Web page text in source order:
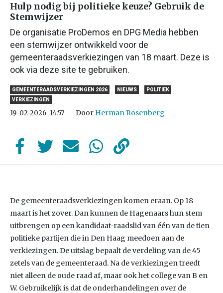
Hulp nodig bij politieke keuze? Gebruik de
Stemwijzer
De organisatie ProDemos en DPG Media hebben
een stemwijzer ontwikkeld voor de
gemeenteraadsverkiezingen van 18 maart. Deze is
ook via deze site te gebruiken.
GEMEENTERAADSVERKIEZINGEN 2026 NIEUWS
POLITIEK
VERKIEZINGEN
19-02-2026 14:57 Door Herman Rosenberg
De gemeenteraadsverkiezingen komen eraan. Op 18
maart is het zover. Dan kunnen de Hagenaars hun stem
uitbrengen op een kandidaat-raadslid van één van de tien
politieke partijen die in Den Haag meedoen aan de
verkiezingen. De uitslag bepaalt de verdeling van de 45
zetels van de gemeenteraad. Na de verkiezingen treedt
niet alleen de oude raad af, maar ook het college van B en
W. Gebruikelijk is dat de onderhandelingen over de